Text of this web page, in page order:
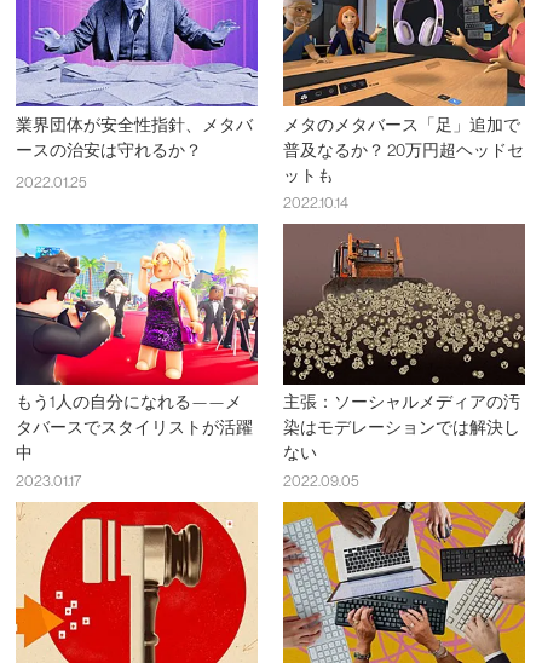
業界団体が安全性指針、メタバ
ースの治安は守れるか？
2022.01.25
メタのメタバース「足」追加で
普及なるか？ 20万円超ヘッドセ
ットも
2022.10.14
もう1人の自分になれる——メ
タバースでスタイリストが活躍
中
2023.01.17
主張：ソーシャルメディアの汚
染はモデレーションでは解決し
ない
2022.09.05